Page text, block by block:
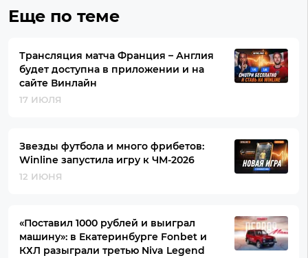
Еще по теме
Трансляция матча Франция – Англия
будет доступна в приложении и на
сайте Винлайн
17 ИЮЛЯ
Звезды футбола и много фрибетов:
Winline запустила игру к ЧМ-2026
12 ИЮНЯ
«Поставил 1000 рублей и выиграл
машину»: в Екатеринбурге Fonbet и
КХЛ разыграли третью Niva Legend